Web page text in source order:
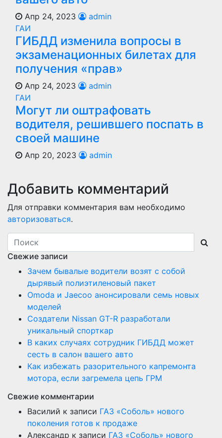
Апр 24, 2023
admin
ГАИ
ГИБДД изменила вопросы в
экзаменационных билетах для
получения «прав»
Апр 24, 2023
admin
ГАИ
Могут ли оштрафовать
водителя, решившего поспать в
своей машине
Апр 20, 2023 admin
Добавить комментарий
Для отправки комментария вам необходимо
авторизоваться.
Свежие записи
Зачем бывалые водители возят с собой
дырявый полиэтиленовый пакет
Оmoda и Jaecoo анонсировали семь новых
моделей
Создатели Nissan GT-R разработали
уникальный спорткар
В каких случаях сотрудник ГИБДД может
сесть в салон вашего авто
Как избежать разорительного капремонта
мотора, если загремела цепь ГРМ
Свежие комментарии
Василий к записи ГАЗ «Соболь» нового
поколения готов к продаже
Александр к записи ГАЗ «Соболь» нового